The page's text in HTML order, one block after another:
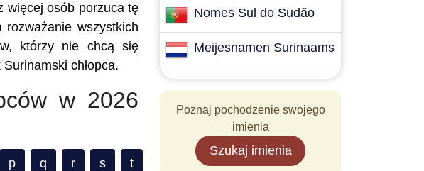
więcej osób porzuca tę
wszystkich
którzy nie chcą się
chłopca.
w 2026
p q r s t
Nomes Sul do Sudão
Meijesnamen Surinaams
Poznaj pochodzenie swojego
imienia
Szukaj imienia